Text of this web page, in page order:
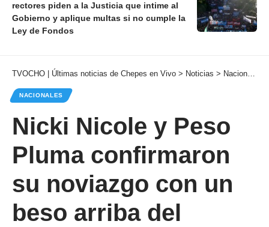
rectores piden a la Justicia que intime al
Gobierno y aplique multas si no cumple la
Ley de Fondos
TVOCHO | Últimas noticias de Chepes en Vivo > Noticias > Nacionales
NACIONALES
Nicki Nicole y Peso
Pluma confirmaron
su noviazgo con un
beso arriba del